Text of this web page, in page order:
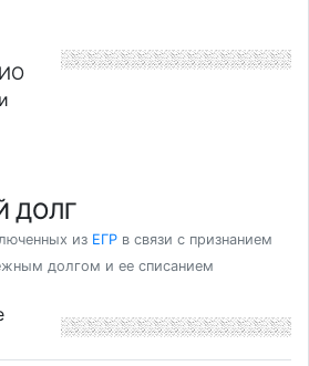
ДОЛГ
из ЕГР в связи с признанием
долгом и ее списанием